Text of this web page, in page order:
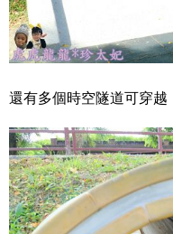
還有多個時空隧道可穿